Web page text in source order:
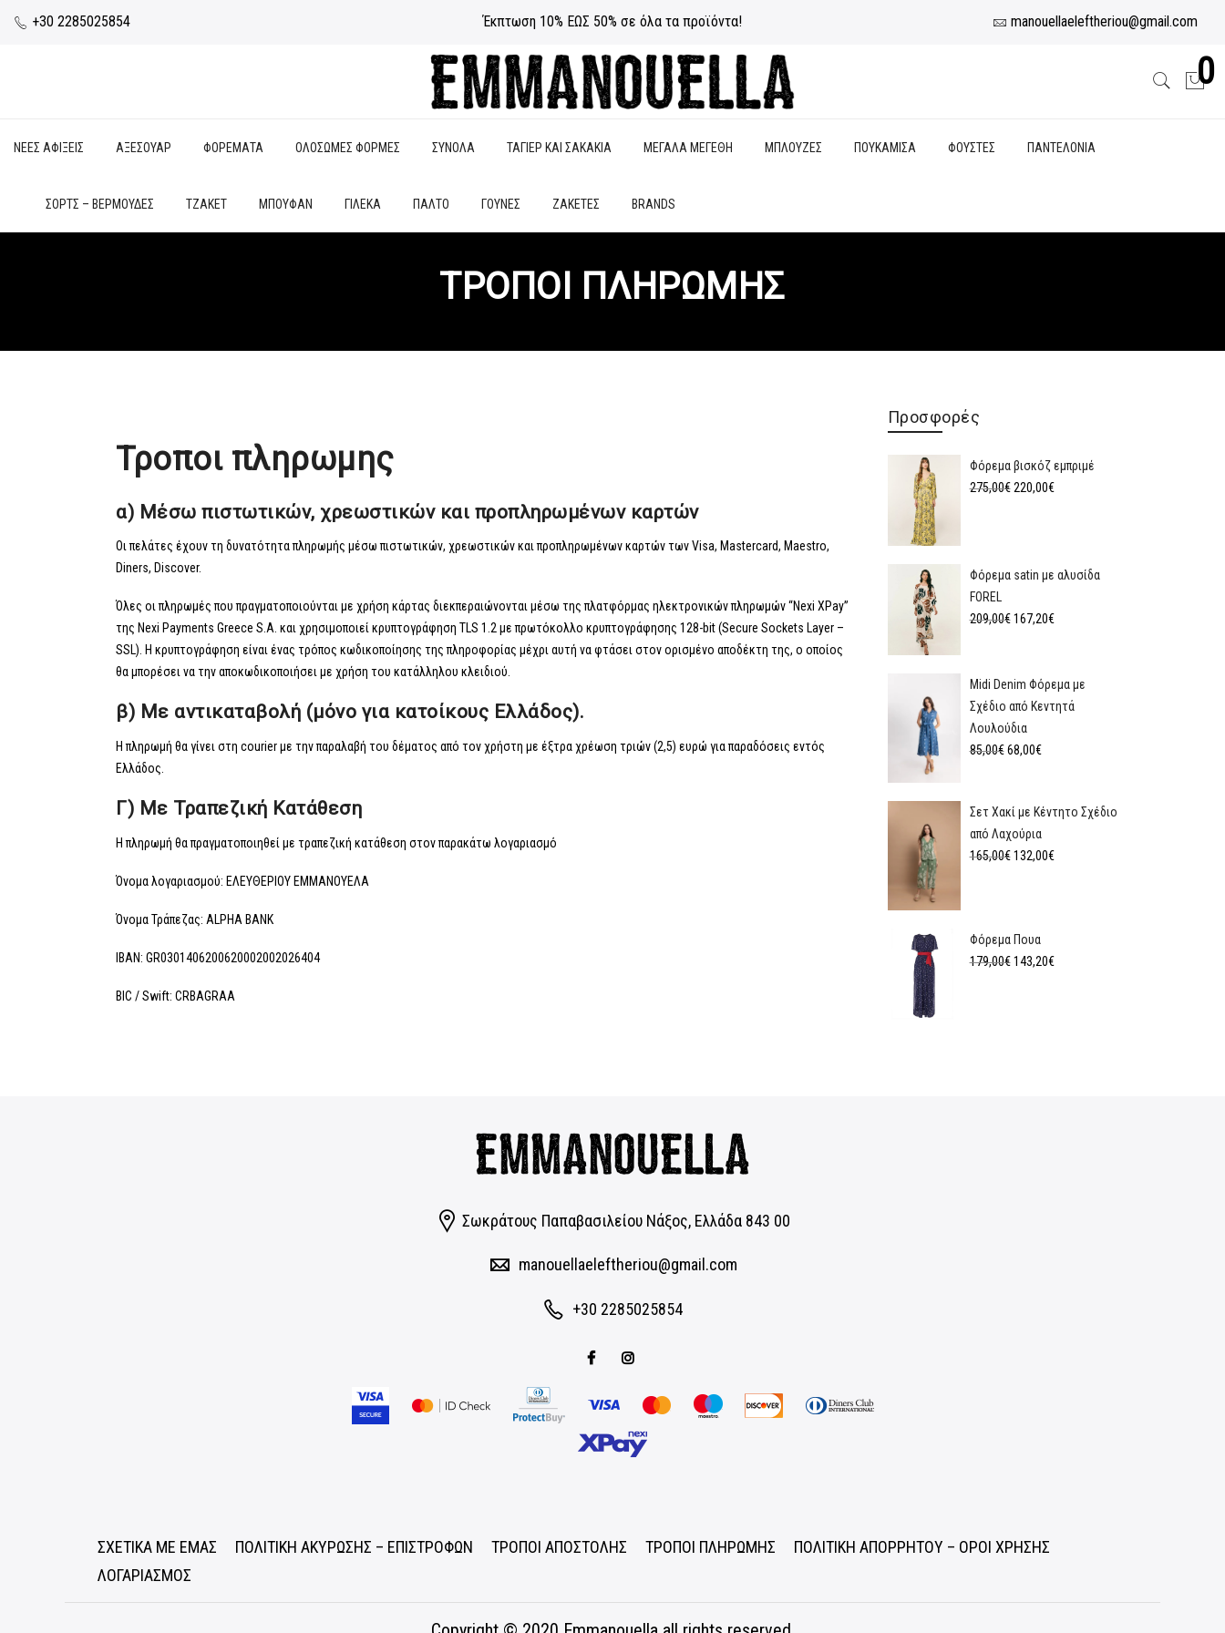
+30 2285025854 Έκπτωση 10% ΕΩΣ 50% σε όλα τα προϊόντα! manouellaeleftheriou@gmail.com
0
ΝΕΕΣ ΑΦΙΞΕΙΣ ΑΞΕΣΟΥΑΡ ΦΟΡΕΜΑΤΑ ΟΛΟΣΩΜΕΣ ΦΟΡΜΕΣ ΣΥΝΟΛΑ ΤΑΓΙΕΡ ΚΑΙ ΣΑΚΑΚΙΑ ΜΕΓΑΛΑ ΜΕΓΕΘΗ ΜΠΛΟΥΖΕΣ ΠΟΥΚΑΜΙΣΑ ΦΟΥΣΤΕΣ ΠΑΝΤΕΛΟΝΙΑ
ΣΟΡΤΣ – ΒΕΡΜΟΥΔΕΣ ΤΖΑΚΕΤ ΜΠΟΥΦΑΝ ΓΙΛΕΚΑ ΠΑΛΤΟ ΓΟΥΝΕΣ ΖΑΚΕΤΕΣ BRANDS
ΤΡΟΠΟΙ ΠΛΗΡΩΜΗΣ
Τροποι πληρωμης
α) Μ έσω πιστωτικών, χρεωστικών και προπληρωμένων καρτών
Οι πελάτες έχουν τη δυνατότητα πληρωμής μέσω πιστωτικών, χρεωστικών και προπληρωμένων καρτών των Visa, Mastercard, Maestro,
Diners, Discover.
Όλες οι πληρωμές που πραγματοποιούνται με χρήση κάρτας διεκπεραιώνονται μέσω της πλατφόρμας ηλεκτρονικών πληρωμών “Nexi XPay”
της Nexi Payments Greece S.A. και χρησιμοποιεί κρυπτογράφηση TLS 1.2 με πρωτόκολλο κρυπτογράφησης 128-bit (Secure Sockets Layer –
SSL). Η κρυπτογράφηση είναι ένας τρόπος κωδικοποίησης της πληροφορίας μέχρι αυτή να φτάσει στον ορισμένο αποδέκτη της, ο οποίος
θα μπορέσει να την αποκωδικοποιήσει με χρήση του κατάλληλου κλειδιού.
β) Με αντικαταβολή (μόνο για κατοίκους Ελλάδος).
Η πληρωμή θα γίνει στη courier με την παραλαβή του δέματος από τον χρήστη με έξτρα χρέωση τριών (2,5) ευρώ για παραδόσεις εντός
Ελλάδος.
Γ) Με Τραπεζική Κατάθεση
Η πληρωμή θα πραγματοποιηθεί με τραπεζική κατάθεση στον παρακάτω λογαριασμό
Όνομα λογαριασμού: ΕΛΕΥΘΕΡΙΟΥ ΕΜΜΑΝΟΥΕΛΑ
Όνομα Τράπεζας: ALPHA BANK
IBAN: GR0301406200620002002026404
BIC / Swift: CRBAGRAA
Προσφορές
Φόρεμα βισκόζ εμπριμέ
275,00€ 220,00€
Φόρεμα satin με αλυσίδα
FOREL
209,00€ 167,20€
Midi Denim Φόρεμα με
Σχέδιο από Κεντητά
Λουλούδια
85,00€ 68,00€
Σετ Χακί με Κέντητο Σχέδιο
από Λαχούρια
165,00€ 132,00€
Φόρεμα Πουα
179,00€ 143,20€
Σωκράτους Παπαβασιλείου Νάξος, Eλλάδα 843 00
manouellaeleftheriou@gmail.com
+30 2285025854
ΣΧΕΤΙΚΑ ΜΕ ΕΜΑΣ ΠΟΛΙΤΙΚΗ ΑΚΥΡΩΣΗΣ – ΕΠΙΣΤΡΟΦΩΝ ΤΡΟΠΟΙ ΑΠΟΣΤΟΛΗΣ ΤΡΟΠΟΙ ΠΛΗΡΩΜΗΣ
ΠΟΛΙΤΙΚΗ ΑΠΟΡΡΗΤΟΥ – ΟΡΟΙ ΧΡΗΣΗΣ
ΛΟΓΑΡΙΑΣΜΟΣ